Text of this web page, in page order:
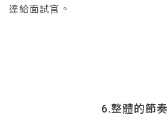
達給面試官。
6.整體的節奏